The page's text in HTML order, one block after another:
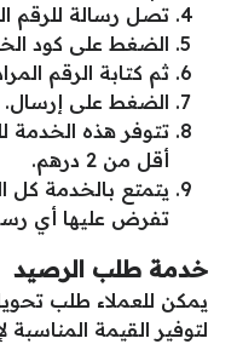
تصل رسالة للرقم
الضغط على كود الخاص
ثم كتابة الرقم
الضغط على إرسال.
تتوفر هذه الخدمة
أقل من 2 درهم.
يتمتع بالخدمة كل
تفرض عليها أي
خدمة طلب الرصيد
يمكن للعملاء طلب
لتوفير القيمة